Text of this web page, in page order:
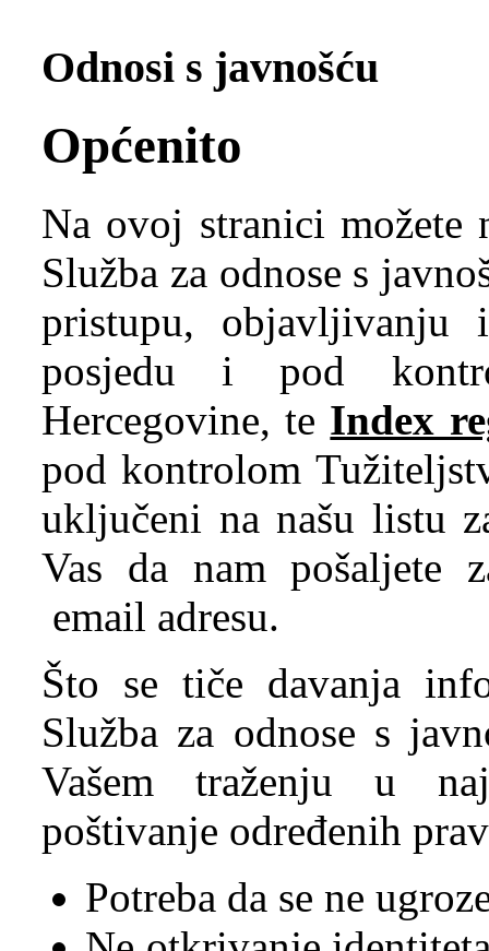
Odnosi s javnošću
Općenito
Na ovoj stranici možete
Služba za odnose s
pristupu,
posjedu i pod
Hercegovine, te Index
pod kontrolom
uključeni na našu listu
Vas da nam pošaljete
email adresu.
Što se tiče davanja
Služba za odnose s
Vašem traženju u
poštivanje određenih
Potreba da se ne